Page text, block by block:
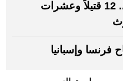
النيران تلتهم جنوب إسبانيا.. 12 قتيلاً وعشرات
فرنسا وإسبانيا